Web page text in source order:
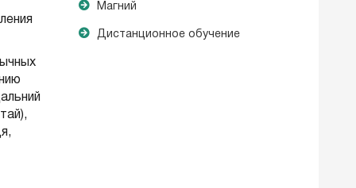
Магний
Дистанционное обучение